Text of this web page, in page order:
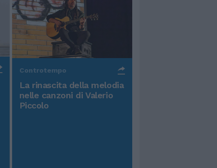
Controtempo
La rinascita della melodia
nelle canzoni di Valerio
Piccolo